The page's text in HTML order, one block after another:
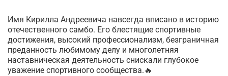
Имя Кирилла Андреевича навсегда вписано в историю
отечественного самбо. Его блестящие спортивные
достижения, высокий профессионализм, безграничная
преданность любимому делу и многолетняя
наставническая деятельность снискали глубокое
уважение спортивного сообщества.🔥